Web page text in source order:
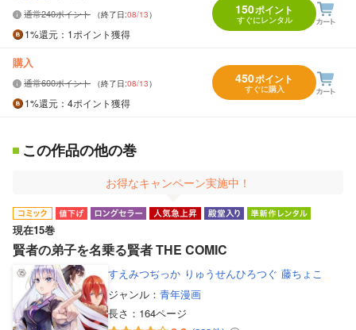
通常240ポイント （終了日:08/13）
1%還元 ：1ポイント獲得
150ポイント
すぐにレンタル
購入
通常600ポイント （終了日:08/13）
1%還元 ：4ポイント獲得
450ポイント
すぐに購入
この作品の他の巻
お得なキャンペーン実施中！
現在15巻
賢者の弟子を名乗る賢者 THE COMIC
すえみつぢっか りゅうせんひろつぐ 藤ちょこ
ジャンル： 青年漫画
長さ： 164ページ